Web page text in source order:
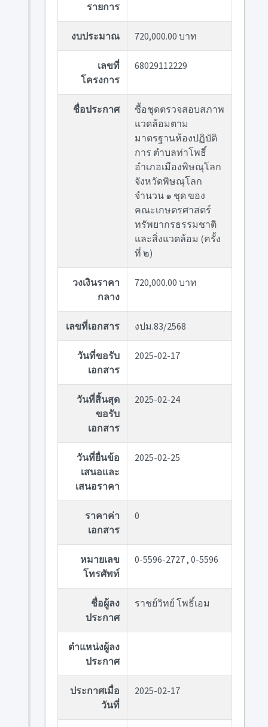
รายการ
งบประมาณ 720,000.00 บาท
เลขที่
โครงการ
68029112229
ชื่อประกาศ
ซื้อชุดตรวจสอบสภาพ
แวดล้อมตาม
มาตรฐานห้องปฏิบัติ
การ ตำบลท่าโพธิ์
อำเภอเมืองพิษณุโลก
จังหวัดพิษณุโลก
จำนวน ๑ ชุด ของ
คณะเกษตรศาสตร์
ทรัพยากรธรรมชาติ
และสิ่งแวดล้อม (ครั้ง
ที่ ๒)
วงเงินราคา
กลาง
720,000.00 บาท
เลขที่เอกสาร งปม.83/2568
วันที่ขอรับ
เอกสาร
2025-02-17
วันที่สิ้นสุด
ขอรับ
เอกสาร
2025-02-24
วันที่ยื่นข้อ
เสนอและ
เสนอราคา
2025-02-25
ราคาค่า
เอกสาร
0
หมายเลข
โทรศัพท์
0-5596-2727 , 0-5596
ชื่อผู้ลง
ประกาศ
ราชย์วิทย์ โพธิ์เอม
ตำแหน่งผู้ลง
ประกาศ
ประกาศเมื่อ
วันที่
2025-02-17